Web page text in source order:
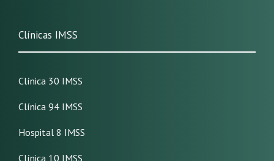
Clínicas IMSS
Clínica 30 IMSS
Clínica 94 IMSS
Hospital 8 IMSS
Clínica 10 IMSS